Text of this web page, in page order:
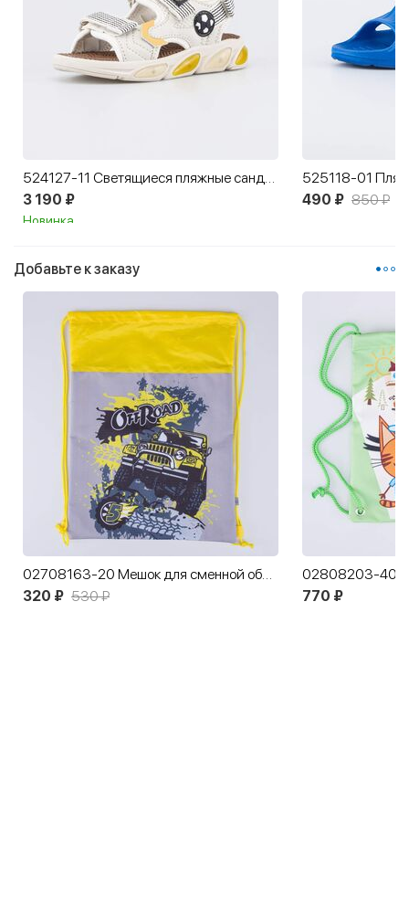
524127-11 Светящиеся пляжные сандалии для мальчика
3 190 ₽
Новинка
490 ₽ 850 ₽
Добавьте к заказу
02708163-20 Мешок для сменной обуви Внедорожник
320 ₽ 530 ₽ 770 ₽